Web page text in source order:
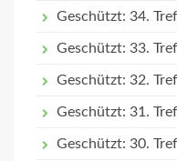
Geschützt: 34.
Geschützt: 33.
Geschützt: 32.
Geschützt: 31.
Geschützt: 30.